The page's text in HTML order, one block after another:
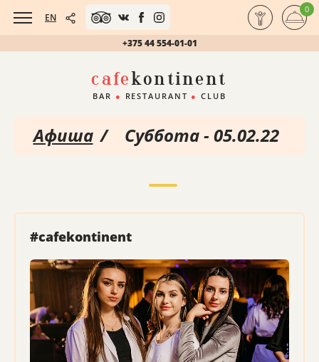
EN
+375 44 554-01-01
0
cafekontinent
BAR ● RESTAURANT ● CLUB
Афиша / Суббота - 05.02.22
#cafekontinent